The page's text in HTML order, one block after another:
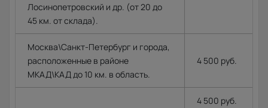
Лосинопетровский и др. (от 20 до
45 км. от склада).
Москва\Санкт-Петербург и города,
расположенные в районе
МКАД\КАД до 10 км. в область.
4 500 руб.
4 500 руб.